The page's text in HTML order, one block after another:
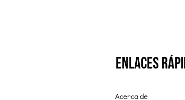
enlaces
Acerca de